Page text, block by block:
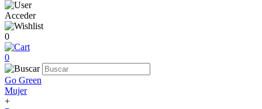
Acceder
0
0
Go Green
Mujer
+